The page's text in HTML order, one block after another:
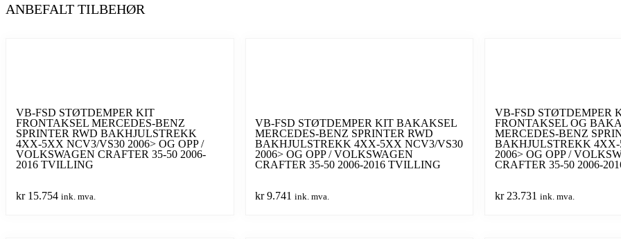
2018
/
VOLKSWAGEN
CRAFTER
35-
RWD/4x4
ANBEFALT TILBEHØR
VB-FSD STØTDEMPER KIT
FRONTAKSEL MERCEDES-BENZ
SPRINTER RWD BAKHJULSTREKK
4XX-5XX NCV3/VS30 2006> OG OPP /
VOLKSWAGEN CRAFTER 35-50 2006-
2016 TVILLING
kr15.754 ink. mva.
VB-FSD STØTDEMPER KIT BAKAKSEL
MERCEDES-BENZ SPRINTER RWD
BAKHJULSTREKK 4XX-5XX NCV3/VS30
2006> OG OPP / VOLKSWAGEN
CRAFTER 35-50 2006-2016 TVILLING
kr9.741 ink. mva.
VB-FSD STØTDEMPER
FRONTAKSEL OG
MERCEDES-BENZ
BAKHJULSTREKK
2006> OG OPP /
CRAFTER 35-50 2006-
kr23.731 ink. mva.